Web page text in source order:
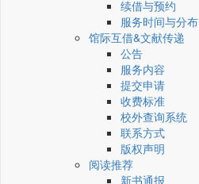
续借与预约
服务时间与分布
馆际互借&文献传递
公告
服务内容
提交申请
收费标准
校外查询系统
联系方式
版权声明
阅读推荐
新书通报